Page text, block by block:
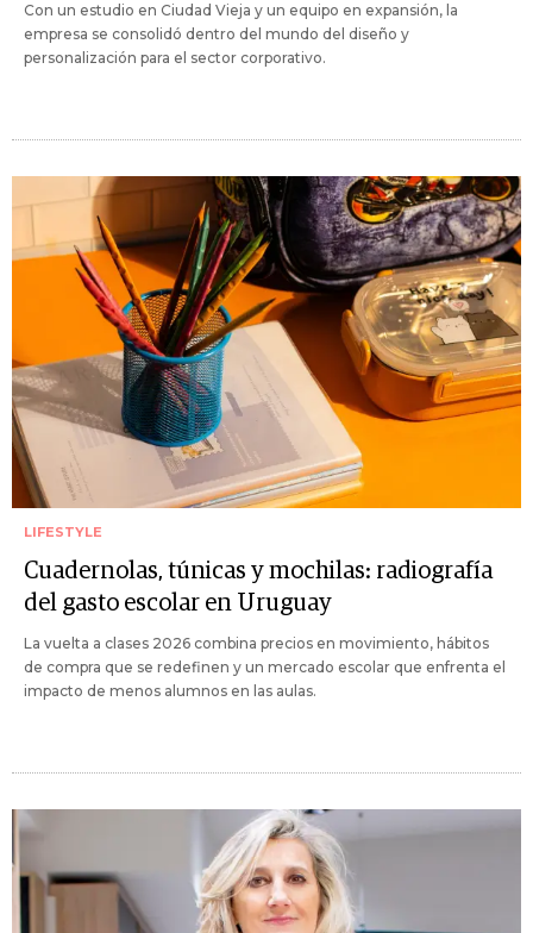
Con un estudio en Ciudad Vieja y un equipo en expansión, la
empresa se consolidó dentro del mundo del diseño y
personalización para el sector corporativo.
LIFESTYLE
Cuadernolas, túnicas y mochilas: radiografía
del gasto escolar en Uruguay
La vuelta a clases 2026 combina precios en movimiento, hábitos
de compra que se redefinen y un mercado escolar que enfrenta el
impacto de menos alumnos en las aulas.